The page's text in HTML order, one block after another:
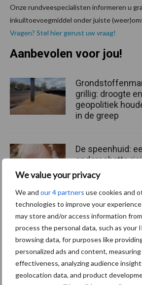
We value your privacy
We and our 4 partners use cookies and
technologies to improve your
may store and/or access information
process the personal data, such as your
browsing data, for purposes like
personalized ads and content,
effectiveness, analyzing audience
geolocation data, and product
Onze rundveespecialisten informeren u
inkuiltoevoegmiddel onder juiste
Vragen? Stel hier gerust uw vraag!
Aanbevolen voor jou!
grillig: droogte en
geopolitiek
in de greep
De speenhuid:
onderschatte
voor mastitis
ForFarmers ziet
marktaandeel
krimpende
markt